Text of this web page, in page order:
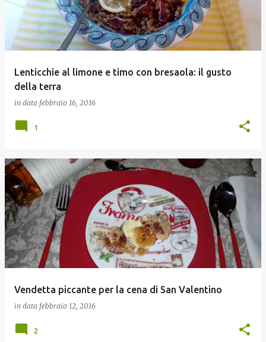
Lenticchie al limone e timo con bresaola: il gusto
della terra
in data febbraio 16, 2016
1
Vendetta piccante per la cena di San Valentino
in data febbraio 12, 2016
2